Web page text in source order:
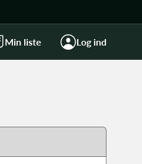
Min liste Log ind